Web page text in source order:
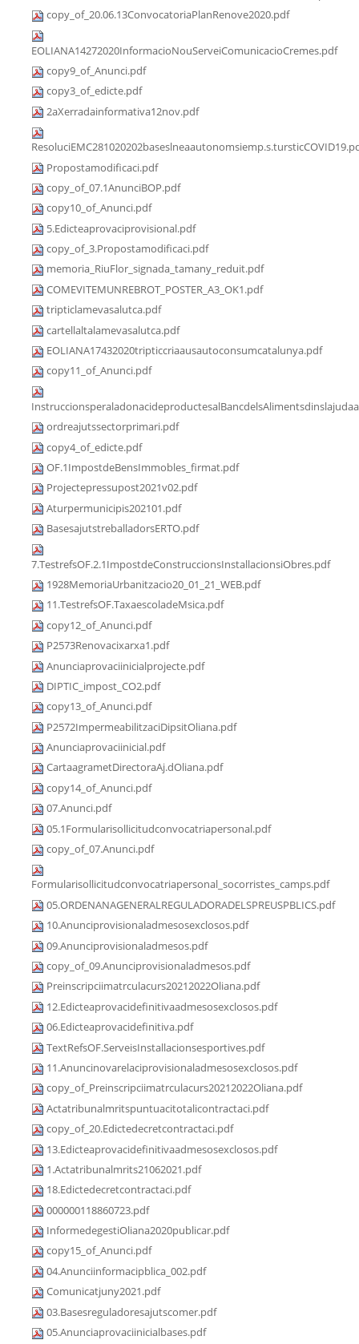
copy_of_20.06.13ConvocatoriaPlanRenove2020.pdf
EOLIANA14272020InformacioNouServeiComunicacioCremes.pdf
copy9_of_Anunci.pdf
copy3_of_edicte.pdf
2aXerradainformativa12nov.pdf
Propostamodificaci.pdf
copy_of_07.1AnunciBOP.pdf
copy10_of_Anunci.pdf
5.Edicteaprovaciprovisional.pdf
copy_of_3.Propostamodificaci.pdf
memoria_RiuFlor_signada_tamany_reduit.pdf
COMEVITEMUNREBROT_POSTER_A3_OK1.pdf
tripticlamevasalutca.pdf
cartellaltalamevasalutca.pdf
EOLIANA17432020tripticcriaausautoconsumcatalunya.pdf
copy11_of_Anunci.pdf
ordreajutssectorprimari.pdf
copy4_of_edicte.pdf
OF.1ImpostdeBensImmobles_firmat.pdf
Projectepressupost2021v02.pdf
Aturpermunicipis202101.pdf
BasesajutstreballadorsERTO.pdf
7.TestrefsOF.2.1ImpostdeConstruccionsInstallacionsiObres.pdf
1928MemoriaUrbanitzacio20_01_21_WEB.pdf
11.TestrefsOF.TaxaescoladeMsica.pdf
copy12_of_Anunci.pdf
P2573Renovacixarxa1.pdf
Anunciaprovaciinicialprojecte.pdf
DIPTIC_impost_CO2.pdf
copy13_of_Anunci.pdf
P2572ImpermeabilitzaciDipsitOliana.pdf
Anunciaprovaciinicial.pdf
CartaagrametDirectoraAj.dOliana.pdf
copy14_of_Anunci.pdf
07.Anunci.pdf
05.1Formularisollicitudconvocatriapersonal.pdf
copy_of_07.Anunci.pdf
Formularisollicitudconvocatriapersonal_socorristes_camps.pdf
05.ORDENANAGENERALREGULADORADELSPREUSPBLICS.pdf
10.Anunciprovisionaladmesosexclosos.pdf
09.Anunciprovisionaladmesos.pdf
copy_of_09.Anunciprovisionaladmesos.pdf
Preinscripciimatrculacurs20212022Oliana.pdf
12.Edicteaprovacidefinitivaadmesosexclosos.pdf
06.Edicteaprovacidefinitiva.pdf
TextRefsOF.ServeisInstallacionsesportives.pdf
11.Anuncinovarelaciprovisionaladmesosexclosos.pdf
copy_of_Preinscripciimatrculacurs20212022Oliana.pdf
Actatribunalmritspuntuacitotalicontractaci.pdf
copy_of_20.Edictedecretcontractaci.pdf
13.Edicteaprovacidefinitivaadmesosexclosos.pdf
1.Actatribunalmrits21062021.pdf
18.Edictedecretcontractaci.pdf
000000118860723.pdf
InformedegestiOliana2020publicar.pdf
copy15_of_Anunci.pdf
04.Anunciinformacipblica_002.pdf
Comunicatjuny2021.pdf
03.Basesreguladoresajutscomer.pdf
05.Anunciaprovaciinicialbases.pdf